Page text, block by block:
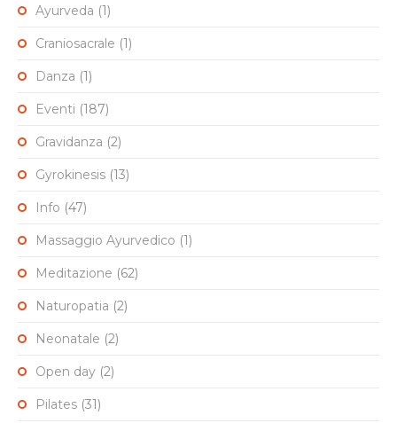
Ayurveda (1)
Craniosacrale (1)
Danza (1)
Eventi (187)
Gravidanza (2)
Gyrokinesis (13)
Info (47)
Massaggio Ayurvedico (1)
Meditazione (62)
Naturopatia (2)
Neonatale (2)
Open day (2)
Pilates (31)